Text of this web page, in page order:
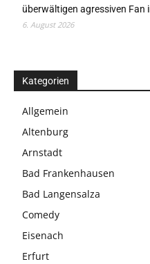
überwältigen agressiven Fan
6. August 2026
Kategorien
Allgemein
Altenburg
Arnstadt
Bad Frankenhausen
Bad Langensalza
Comedy
Eisenach
Erfurt